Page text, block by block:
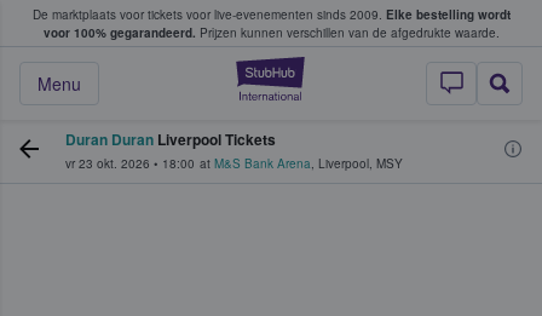
De marktplaats voor tickets voor live-evenementen sinds 2009. Elke bestelling wordt
voor 100% gegarandeerd. Prijzen kunnen verschillen van de afgedrukte waarde.
StubHub: waar
Menu
tickets kopen en verkopen
Duran Duran Liverpool Tickets
vr 23 okt. 2026 • 18:00 at M&S Bank Arena, Liverpool, MSY